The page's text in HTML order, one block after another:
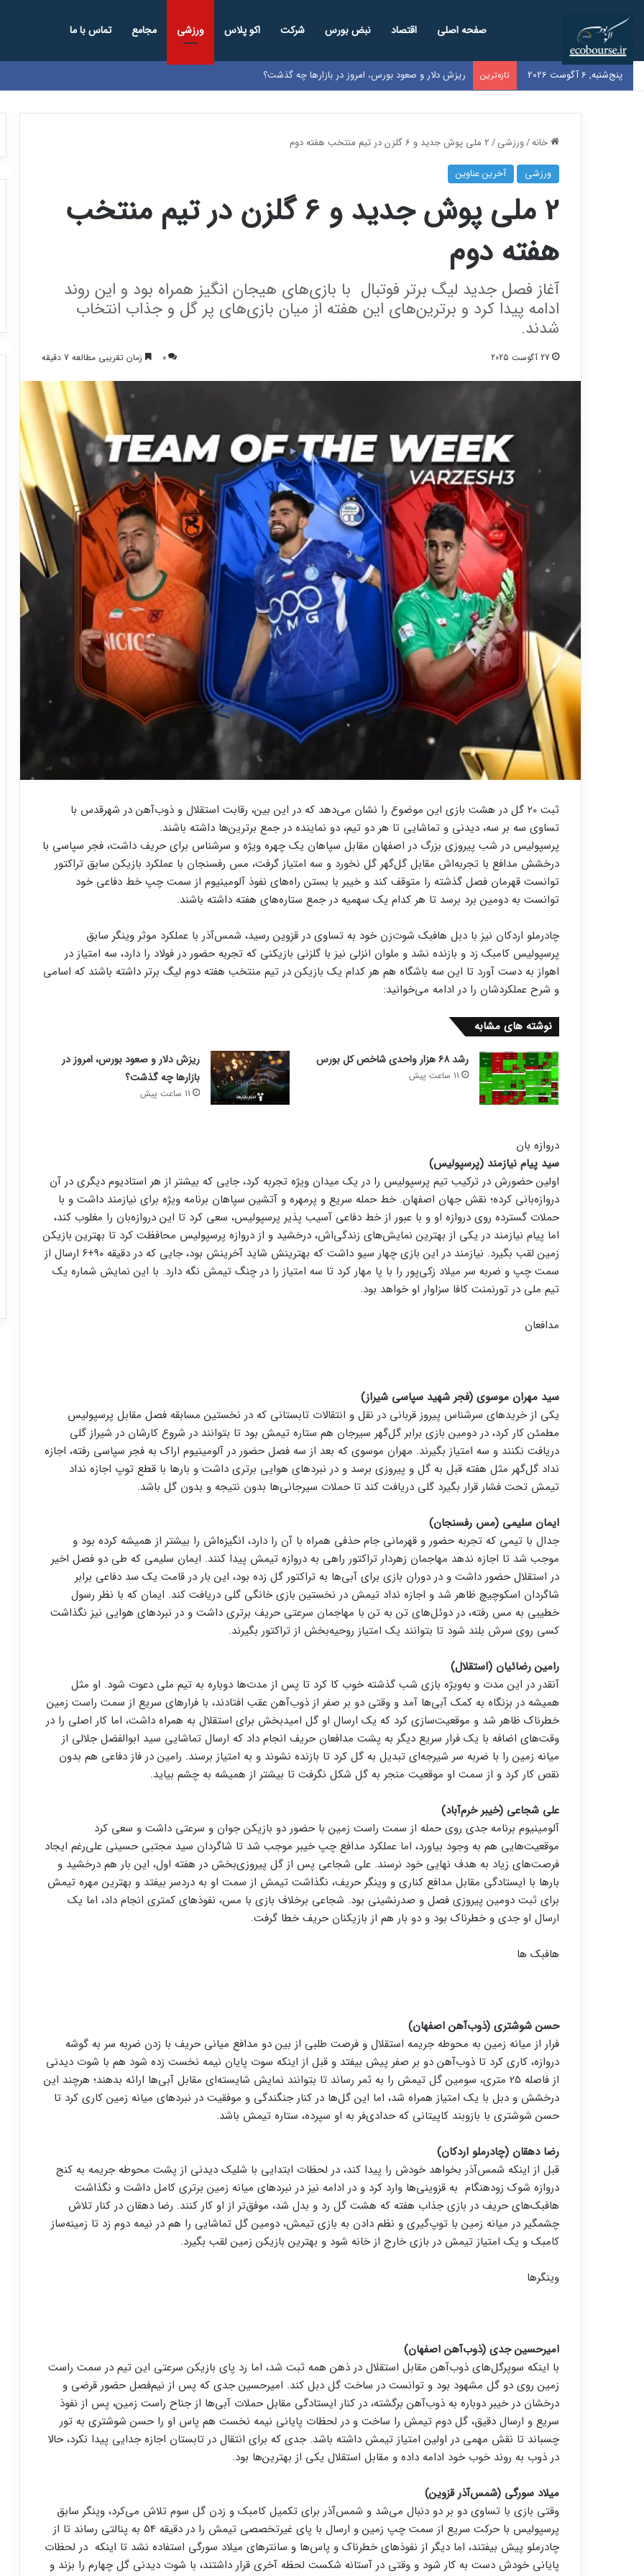
صفحه اصلی اقتصاد نبض بورس شرکت اکو پلاس ورزشی مجامع تماس با ما
پنج‌شنبه, 6 آگوست 2026 تازه‌ترین ریزش دلار و صعود بورس، امروز در بازارها چه گذشت؟
خانه/ورزشی/2 ملی پوش جدید و 6 گلزن در تیم منتخب هفته دوم
ورزشی آخرین عناوین
2 ملی پوش جدید و 6 گلزن در تیم منتخب
هفته دوم
آغاز فصل جدید لیگ برتر فوتبال با بازی‌های هیجان انگیز همراه بود و این روند
ادامه پیدا کرد و برترین‌های این هفته از میان بازی‌های پر گل و جذاب انتخاب
شدند.
27 آگوست 2025 0 زمان تقریبی مطالعه 7 دقیقه
ثبت 20 گل در هشت بازی این موضوع را نشان می‌دهد که در این بین، رقابت استقلال و ذوب‌آهن در شهرقدس با
تساوی سه بر سه، دیدنی و تماشایی تا هر دو تیم، دو نماینده در جمع برترین‌ها داشته باشند.
پرسپولیس در شب پیروزی بزرگ در اصفهان مقابل سپاهان یک چهره ویژه و سرشناس برای حریف داشت، فجر سپاسی با
درخشش مدافع با تجربه‌اش مقابل گل‌گهر گل نخورد و سه امتیاز گرفت، مس رفسنجان با عملکرد بازیکن سابق تراکتور
توانست قهرمان فصل گذشته را متوقف کند و خیبر با بستن راه‌های نفوذ آلومینیوم از سمت چپ خط دفاعی خود
توانست به دومین برد برسد تا هر کدام یک سهمیه در جمع ستاره‌های هفته داشته باشند.
چادرملو اردکان نیز با دبل هافبک شوت‌زن خود به تساوی در قزوین رسید، شمس‌آذر با عملکرد موثر وینگر سابق
پرسپولیس کامبک زد و بازنده نشد و ملوان انزلی نیز با گلزنی بازیکنی که تجربه حضور در فولاد را دارد، سه امتیاز در
اهواز به دست آورد تا این سه باشگاه هم هر کدام یک بازیکن در تیم منتخب هفته دوم لیگ برتر داشته باشند که اسامی
و شرح عملکردشان را در ادامه می‌خوانید:
نوشته های مشابه
رشد ۶۸ هزار واحدی شاخص کل بورس
11 ساعت پیش
ریزش دلار و صعود بورس، امروز در
بازارها چه گذشت؟
11 ساعت پیش
دروازه بان
سید پیام نیازمند (پرسپولیس)
اولین حضورش در ترکیب تیم پرسپولیس را در یک میدان ویژه تجربه کرد، جایی که بیشتر از هر استادیوم دیگری در آن
دروازه‌بانی کرده؛ نقش جهان اصفهان. خط حمله سریع و پرمهره و آتشین سپاهان برنامه ویژه برای نیازمند داشت و با
حملات گسترده روی دروازه او و با عبور از خط دفاعی آسیب پذیر پرسپولیس، سعی کرد تا این دروازه‌بان را مغلوب کند،
اما پیام نیازمند در یکی از بهترین نمایش‌های زندگی‌اش، درخشید و از دروازه پرسپولیس محافظت کرد تا بهترین بازیکن
زمین لقب بگیرد. نیازمند در این بازی چهار سیو داشت که بهترینش شاید آخرینش بود، جایی که در دقیقه ۹۰+۶ ارسال از
سمت چپ و ضربه سر میلاد زکی‌پور را با پا مهار کرد تا سه امتیاز را در چنگ تیمش نگه دارد. با این نمایش شماره یک
تیم ملی در تورنمنت کافا سزاوار او خواهد بود.
مدافعان
سید مهران موسوی (فجر شهید سپاسی شیراز)
یکی از خریدهای سرشناس پیروز قربانی در نقل و انتقالات تابستانی که در نخستین مسابقه فصل مقابل پرسپولیس
مطمئن کار کرد، در دومین بازی برابر گل‌گهر سیرجان هم ستاره تیمش بود تا بتوانند در شروع کارشان در شیراز گلی
دریافت نکنند و سه امتیاز بگیرند. مهران موسوی که بعد از سه فصل حضور در آلومینیوم اراک به فجر سپاسی رفته، اجازه
نداد گل‌گهر مثل هفته قبل به گل و پیروزی برسد و در نبردهای هوایی برتری داشت و بارها با قطع توپ اجازه نداد
تیمش تحت فشار قرار بگیرد گلی دریافت کند تا حملات سیرجانی‌ها بدون نتیجه و بدون گل باشد.
ایمان سلیمی (مس رفسنجان)
جدال با تیمی که تجربه حضور و قهرمانی جام حذفی همراه با آن را دارد، انگیزه‌اش را بیشتر از همیشه کرده بود و
موجب شد تا اجازه ندهد مهاجمان زهردار تراکتور راهی به دروازه تیمش پیدا کنند. ایمان سلیمی که طی دو فصل اخیر
در استقلال حضور داشت و در دوران بازی برای آبی‌ها به تراکتور گل زده بود، این بار در قامت یک سد دفاعی برابر
شاگردان اسکوچیچ ظاهر شد و اجازه نداد تیمش در نخستین بازی خانگی گلی دریافت کند. ایمان که با نظر رسول
خطیبی به مس رفته، در دوئل‌های تن به تن با مهاجمان سرعتی حریف برتری داشت و در نبردهای هوایی نیز نگذاشت
کسی روی سرش بلند شود تا بتوانند یک امتیاز روحیه‌بخش از تراکتور بگیرند.
رامین رضائیان (استقلال)
آنقدر در این مدت و به‌ویژه بازی شب گذشته خوب کا کرد تا پس از مدت‌ها دوباره به تیم ملی دعوت شود. او مثل
همیشه در بزنگاه به کمک آبی‌ها آمد و وقتی دو بر صفر از ذوب‌آهن عقب افتادند، با فرارهای سریع از سمت راست زمین
خطرناک ظاهر شد و موقعیت‌سازی کرد که یک ارسال او گل امیدبخش برای استقلال به همراه داشت، اما کار اصلی را در
وقت‌های اضافه با یک فرار سریع دیگر به پشت مدافعان حریف انجام داد که ارسال تماشایی سید ابوالفضل جلالی از
میانه زمین را با ضربه سر شیرجه‌ای تبدیل به گل کرد تا بازنده نشوند و به امتیاز برسند. رامین در فاز دفاعی هم بدون
نقص کار کرد و از سمت او موقعیت منجر به گل شکل نگرفت تا بیشتر از همیشه به چشم بیاید.
علی شجاعی (خیبر خرم‌آباد)
آلومینیوم برنامه جدی روی حمله از سمت راست زمین با حضور دو بازیکن جوان و سرعتی داشت و سعی کرد
موقعیت‌هایی هم به وجود بیاورد، اما عملکرد مدافع چپ خیبر موجب شد تا شاگردان سید مجتبی حسینی علی‌رغم ایجاد
فرصت‌های زیاد به هدف نهایی خود نرسند. علی شجاعی پس از گل پیروزی‌بخش در هفته اول، این بار هم درخشید و
بارها با ایستادگی مقابل مدافع کناری و وینگر حریف، نگذاشت تیمش از سمت او به دردسر بیفتد و بهترین مهره تیمش
برای ثبت دومین پیروزی فصل و صدرنشینی بود. شجاعی برخلاف بازی با مس، نفوذهای کمتری انجام داد، اما یک
ارسال او جدی و خطرناک بود و دو بار هم از بازیکنان حریف خطا گرفت.
هافبک ها
حسن شوشتری (ذوب‌آهن اصفهان)
فرار از میانه زمین به محوطه جریمه استقلال و فرصت طلبی از بین دو مدافع میانی حریف با زدن ضربه سر به گوشه
دروازه، کاری کرد تا ذوب‌آهن دو بر صفر پیش بیفتد و قبل از اینکه سوت پایان نیمه نخست زده شود هم با شوت دیدنی
از فاصله 25 متری، سومین گل تیمش را به ثمر رساند تا بتوانند نمایش شایسته‌ای مقابل آبی‌ها ارائه بدهند؛ هرچند این
درخشش و دبل با یک امتیاز همراه شد، اما این گل‌ها در کنار جنگندگی و موفقیت در نبردهای میانه زمین کاری کرد تا
حسن شوشتری با بازوبند کاپیتانی که حدادی‌فر به او سپرده، ستاره تیمش باشد.
رضا دهقان (چادرملو اردکان)
قبل از اینکه شمس‌آذر بخواهد خودش را پیدا کند، در لحظات ابتدایی با شلیک دیدنی از پشت محوطه جریمه به کنج
دروازه شوک زودهنگام به قزوینی‌ها وارد کرد و در ادامه نیز در نبردهای میانه زمین برتری کامل داشت و نگذاشت
هافبک‌های حریف در بازی جذاب هفته که هشت گل رد و بدل شد، موفق‌تر از او کار کنند. رضا دهقان در کنار تلاش
چشمگیر در میانه زمین با توپ‌گیری و نظم دادن به بازی تیمش، دومین گل تماشایی را هم در نیمه دوم زد تا زمینه‌ساز
کامبک و یک امتیاز تیمش در بازی خارج از خانه شود و بهترین بازیکن زمین لقب بگیرد.
وینگرها
امیرحسین جدی (ذوب‌آهن اصفهان)
با اینکه سوپرگل‌های ذوب‌آهن مقابل استقلال در ذهن همه ثبت شد، اما رد پای بازیکن سرعتی این تیم در سمت راست
زمین روی دو گل مشهود بود و توانست در ساخت گل دبل کند. امیرحسین جدی که پس از نیم‌فصل حضور قرضی و
درخشان در خیبر دوباره به ذوب‌آهن برگشته، در کنار ایستادگی مقابل حملات آبی‌ها از جناح راست زمین، پس از نفوذ
سریع و ارسال دقیق، گل دوم تیمش را ساخت و در لحظات پایانی نیمه نخست هم پاس او را حسن شوشتری به تور
چسباند تا نقش مهمی در اولین امتیاز تیمش داشته باشد. جدی که برای انتقال در تابستان اجازه جدایی پیدا نکرد، حالا
در ذوب به روند خوب خود ادامه داده و مقابل استقلال یکی از بهترین‌ها بود.
میلاد سورگی (شمس‌آذر قزوین)
وقتی بازی با تساوی دو بر دو دنبال می‌شد و شمس‌آذر برای تکمیل کامبک و زدن گل سوم تلاش می‌کرد، وینگر سابق
پرسپولیس با حرکت سریع از سمت چپ زمین و ارسال با پای غیرتخصصی تیمش را در دقیقه 54 به پنالتی رساند تا از
چادرملو پیش بیفتند، اما دیگر از نفوذهای خطرناک و پاس‌ها و سانترهای میلاد سورگی استفاده نشد تا اینکه در لحظات
پایانی خودش دست به کار شود و وقتی در آستانه شکست لحظه آخری قرار داشتند، با شوت دیدنی گل چهارم را بزند و